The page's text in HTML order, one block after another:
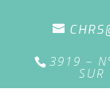
3919 –
SUR